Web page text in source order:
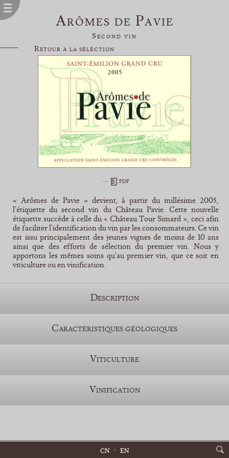
Retour à la séléction
Arômes de Pavie
Second vin
PDF
« Arômes de Pavie » devient, à partir du millésime 2005,
l'étiquette du second vin du Château Pavie. Cette nouvelle
étiquette succède à celle du « Château Tour Simard », ceci afin
de faciliter l'identification du vin par les consommateurs. Ce vin
est issu principalement des jeunes vignes de moins de 10 ans
ainsi que des efforts de sélection du premier vin. Nous y
apportons les mêmes soins qu'au premier vin, que ce soit en
viticulture ou en vinification.
Description
Caractéristiques géologiques
Viticulture
Vinification
CN EN